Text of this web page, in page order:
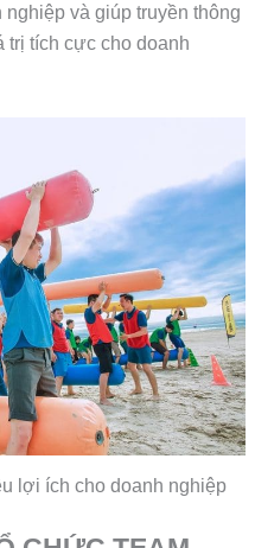
và giúp truyền thông
trị tích cực cho doanh
lợi ích cho doanh nghiệp